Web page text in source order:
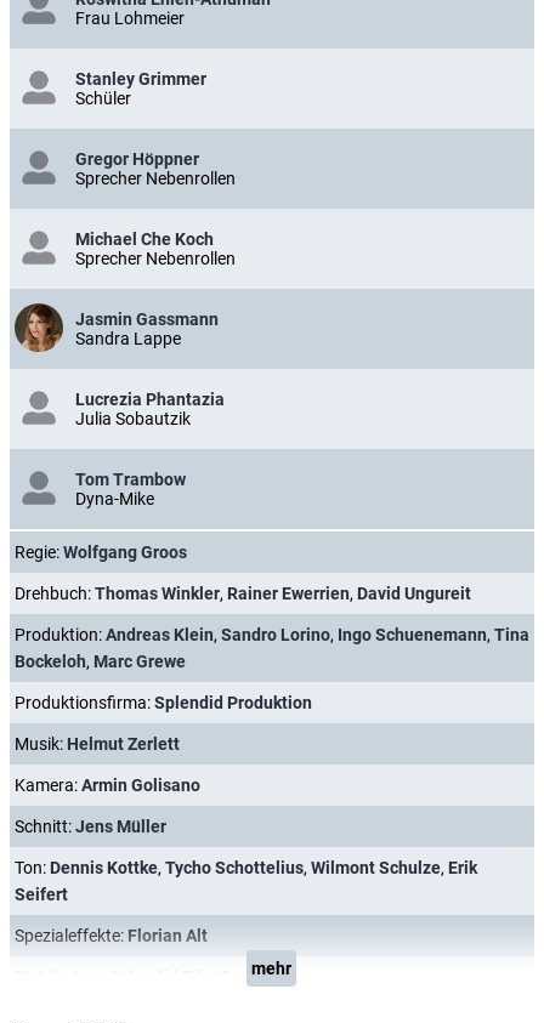
Frau Lohmeier
Stanley Grimmer
Schüler
Gregor Höppner
Sprecher Nebenrollen
Michael Che Koch
Sprecher Nebenrollen
Jasmin Gassmann
Sandra Lappe
Lucrezia Phantazia
Julia Sobautzik
Tom Trambow
Dyna-Mike
Regie:Wolfgang Groos
Drehbuch:Thomas Winkler, Rainer Ewerrien, David Ungureit
Produktion:Andreas Klein, Sandro Lorino, Ingo Schuenemann, Tina
Bockeloh, Marc Grewe
Produktionsfirma:Splendid Produktion
Musik: Helmut Zerlett
Kamera:Armin Golisano
Schnitt:Jens Müller
Ton: Dennis Kottke, Tycho Schottelius, Wilmont Schulze, Erik
Seifert
Spezialeffekte: Florian Alt
Splendid Film GmbHmehr